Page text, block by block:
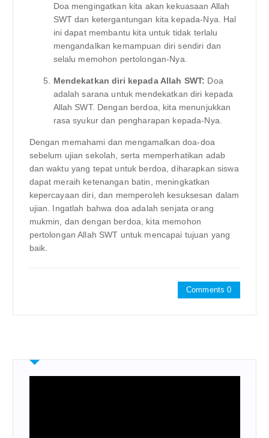
Doa mengingatkan kita akan kekuasaan Allah
SWT dan ketergantungan kita kepada-Nya. Hal
ini dapat membantu kita untuk tidak terlalu
mengandalkan kemampuan diri sendiri dan
selalu memohon pertolongan-Nya.
Mendekatkan diri kepada Allah SWT: Doa
adalah sarana untuk mendekatkan diri kepada
Allah SWT. Dengan berdoa, kita menunjukkan
rasa syukur dan pengharapan kepada-Nya.
Dengan memahami dan mengamalkan doa-doa
sebelum ujian sekolah, serta memperhatikan adab
dan waktu yang tepat untuk berdoa, diharapkan siswa
dapat meraih ketenangan batin, meningkatkan
kepercayaan diri, dan memperoleh kesuksesan dalam
ujian. Ingatlah bahwa doa adalah senjata orang
mukmin, dan dengan berdoa, kita memohon
pertolongan Allah SWT untuk mencapai tujuan yang
baik.
Comments 0